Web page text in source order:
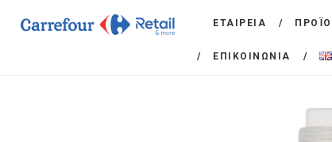
ΕΤΑΙΡΕΙΑ
ΕΠΙΚΟΙΝΩΝΙΑ